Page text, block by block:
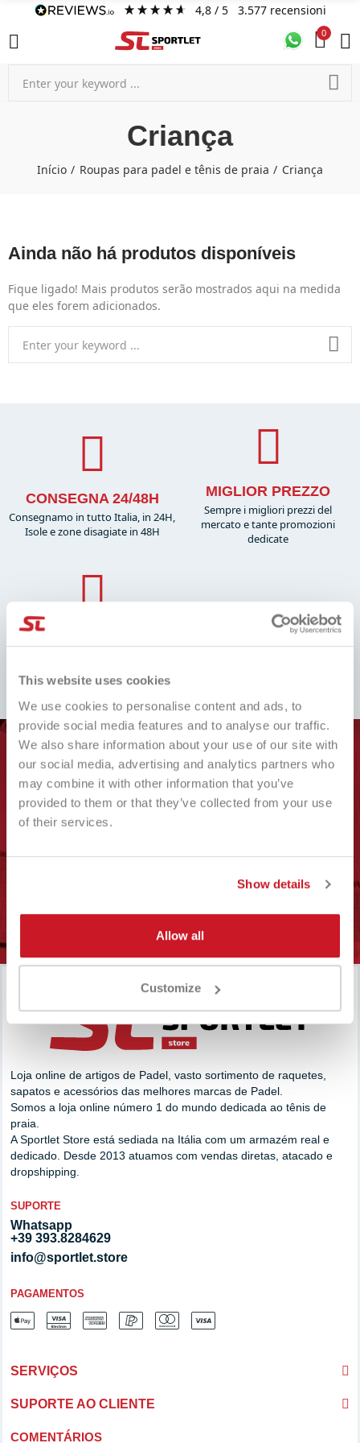
This website uses cookies
We use cookies to personalise content and ads, to
provide social media features and to analyse our traffic.
We also share information about your use of our site with
our social media, advertising and analytics partners who
may combine it with other information that you’ve
provided to them or that they’ve collected from your use
of their services.
Show details
Allow all
Customize
4,8/ 5 3.577 recensioni
0
Criança
Início Roupas para padel e tênis de praia Criança
Ainda não há produtos disponíveis
Fique ligado! Mais produtos serão mostrados aqui na medida
que eles forem adicionados.
CONSEGNA 24/48H
Consegnamo in tutto Italia, in 24H,
Isole e zone disagiate in 48H
MIGLIOR PREZZO
Sempre i migliori prezzi del
mercato e tante promozioni
dedicate
Facile!
ASSISTENZA
IMMEDIATA
VUOI ESSERE AGGIORNATO
SULLE NOVITA E SULLE
PROMOZIONI IN CORSO?
ISCRIVITI
Loja online de artigos de Padel, vasto sortimento de raquetes,
sapatos e acessórios das melhores marcas de Padel.
Somos a loja online número 1 do mundo dedicada ao tênis de
praia.
A Sportlet Store está sediada na Itália com um armazém real e
dedicado. Desde 2013 atuamos com vendas diretas, atacado e
dropshipping.
SUPORTE
Whatsapp
+39 393.8284629
info@sportlet.store
PAGAMENTOS
SERVIÇOS
SUPORTE AO CLIENTE
COMENTÁRIOS